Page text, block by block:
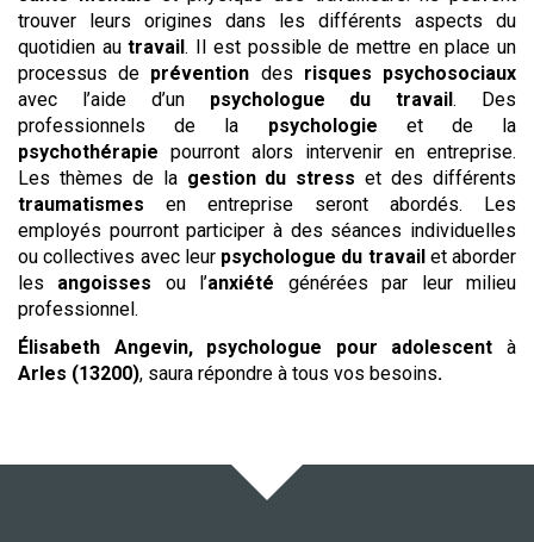
trouver leurs origines dans les différents aspects du
quotidien autravail. Il est possible de mettre en place un
processus de prévention des risques psychosociaux
avec l’aide d’un psychologue du travail. Des
professionnels de la psychologie et de la
psychothérapie pourront alors intervenir en entreprise.
Les thèmes de la gestion du stress et des différents
traumatismes en entreprise seront abordés. Les
employés pourront participer à des séances individuelles
ou collectives avec leur psychologue du travailet aborder
les angoisses ou l’anxiété générées par leur milieu
professionnel.
Élisabeth Angevin, psychologue pour adolescent
à
Arles (13200), saura répondre à tous vos besoins.